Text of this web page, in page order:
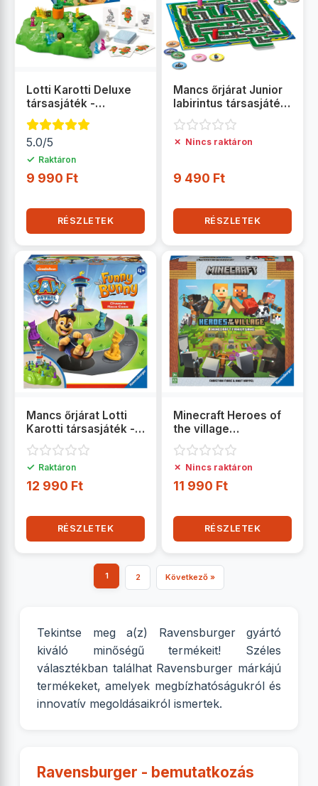
Lotti Karotti Deluxe
társasjáték -
Ravensburger
5.0/5
✓ Raktáron
9 990 Ft
RÉSZLETEK
Mancs őrjárat Junior
labirintus társasjáték
- Ravensburger
✗ Nincs raktáron
9 490 Ft
RÉSZLETEK
Mancs őrjárat Lotti
Karotti társasjáték -
Ravensburger
✓ Raktáron
12 990 Ft
RÉSZLETEK
Minecraft Heroes of
the village
társasjáték -
Ranvensburger
✗ Nincs raktáron
11 990 Ft
RÉSZLETEK
1 2 Következő »
Tekintse meg a(z) Ravensburger gyártó
kiváló minőségű termékeit! Széles
választékban találhat Ravensburger márkájú
termékeket, amelyek megbízhatóságukról és
innovatív megoldásaikról ismertek.
Ravensburger - bemutatkozás